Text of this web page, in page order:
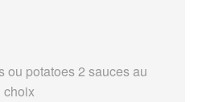
ou potatoes 2 sauces au
choix